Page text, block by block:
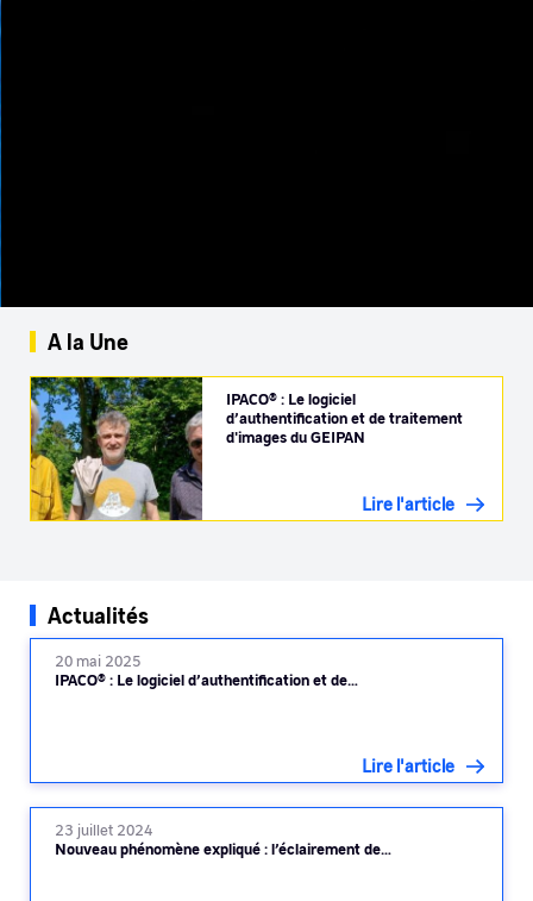
A la Une
IPACO® : Le logiciel
d’authentification et de traitement
d'images du GEIPAN
Lire l'article
Actualités
20 mai 2025
IPACO® : Le logiciel d’authentification et de…
Lire l'article
23 juillet 2024
Nouveau phénomène expliqué : l’éclairement de…